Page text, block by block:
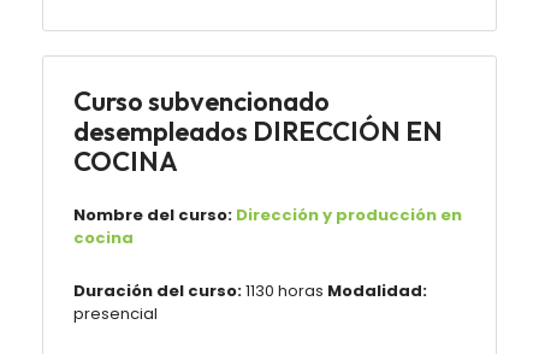
Curso subvencionado
desempleados DIRECCIÓN EN
COCINA
Nombre del curso: Dirección y producción en
cocina
Duración del curso:1130 horas Modalidad:
presencial